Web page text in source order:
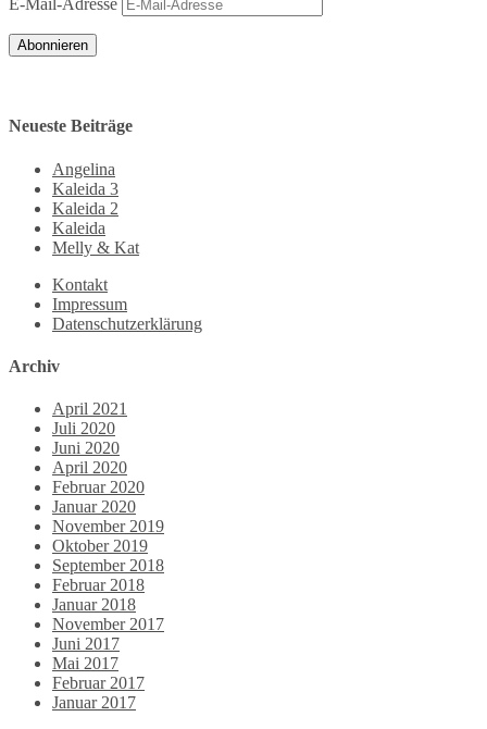
E-Mail-Adresse
Abonnieren
Neueste Beiträge
Angelina
Kaleida 3
Kaleida 2
Kaleida
Melly & Kat
Kontakt
Impressum
Datenschutzerklärung
Archiv
April 2021
Juli 2020
Juni 2020
April 2020
Februar 2020
Januar 2020
November 2019
Oktober 2019
September 2018
Februar 2018
Januar 2018
November 2017
Juni 2017
Mai 2017
Februar 2017
Januar 2017